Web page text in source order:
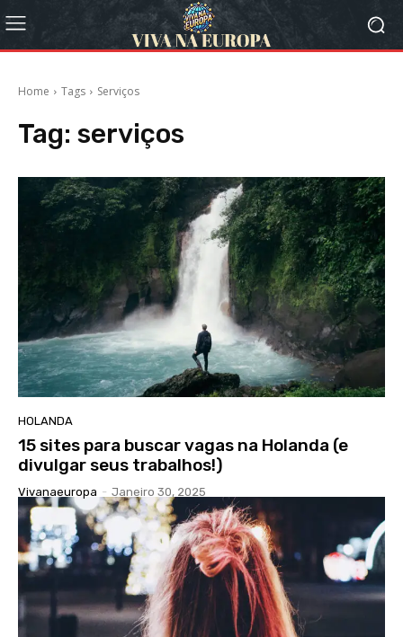
Home Tags Serviços
Tag: serviços
HOLANDA
15 sites para buscar vagas na Holanda (e
divulgar seus trabalhos!)
Vivanaeuropa - Janeiro 30, 2025